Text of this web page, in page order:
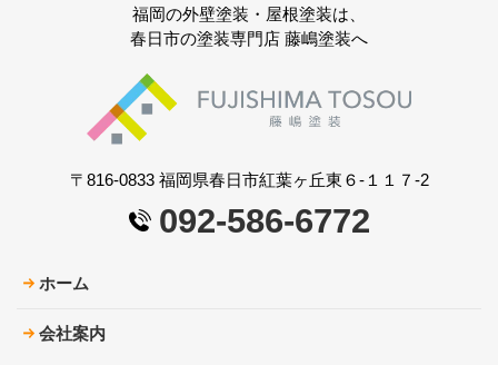
福岡の外壁塗装・屋根塗装は、
春日市の塗装専門店 藤嶋塗装へ
〒816-0833 福岡県春日市紅葉ヶ丘東６-１１７-2
092-586-6772
ホーム
会社案内